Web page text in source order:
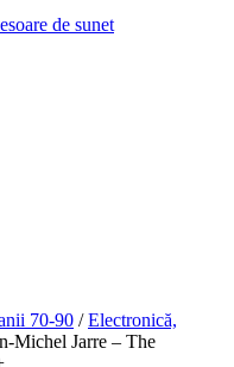
de sunet
70-90 /Electronică,
Michel Jarre – The